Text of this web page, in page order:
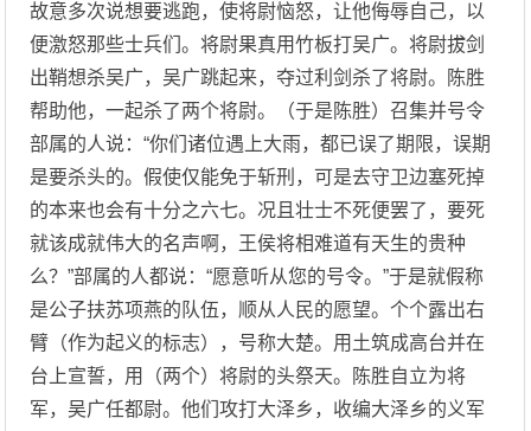
故意多次说想要逃跑，使将尉恼怒，让他侮辱自己，以
便激怒那些士兵们。将尉果真用竹板打吴广。将尉拔剑
出鞘想杀吴广，吴广跳起来，夺过利剑杀了将尉。陈胜
帮助他，一起杀了两个将尉。（于是陈胜）召集并号令
部属的人说：“你们诸位遇上大雨，都已误了期限，误期
是要杀头的。假使仅能免于斩刑，可是去守卫边塞死掉
的本来也会有十分之六七。况且壮士不死便罢了，要死
就该成就伟大的名声啊，王侯将相难道有天生的贵种
么？”部属的人都说：“愿意听从您的号令。”于是就假称
是公子扶苏项燕的队伍，顺从人民的愿望。个个露出右
臂（作为起义的标志），号称大楚。用土筑成高台并在
台上宣誓，用（两个）将尉的头祭天。陈胜自立为将
军，吴广任都尉。他们攻打大泽乡，收编大泽乡的义军